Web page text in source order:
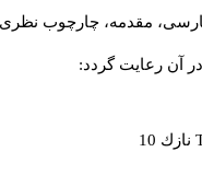
مقدمه، چارچوب نظری
آن رعايت گردد:
نازك 10